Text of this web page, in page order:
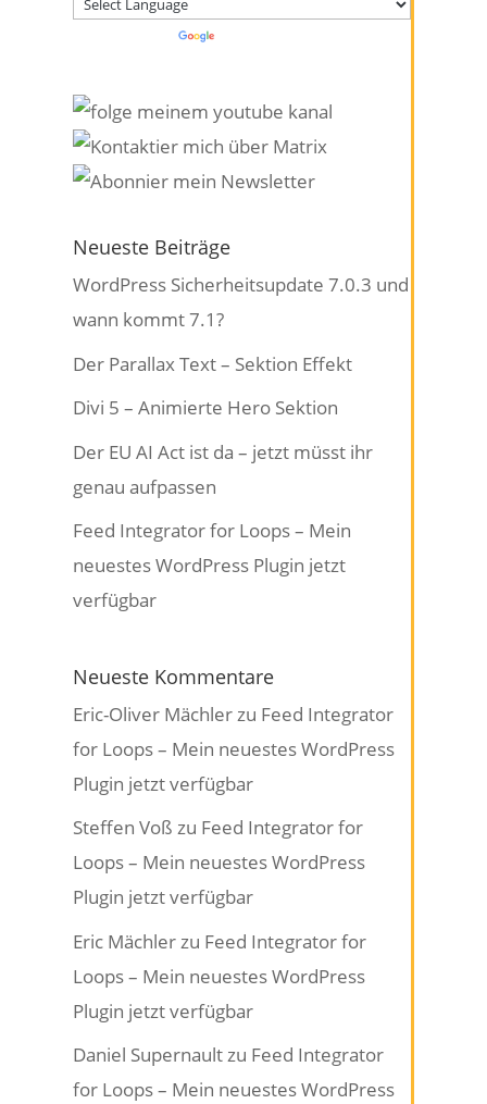
Powered by
Neueste Beiträge
WordPress Sicherheitsupdate 7.0.3 und
wann kommt 7.1?
Der Parallax Text – Sektion Effekt
Divi 5 – Animierte Hero Sektion
Der EU AI Act ist da – jetzt müsst ihr
genau aufpassen
Feed Integrator for Loops – Mein
neuestes WordPress Plugin jetzt
verfügbar
Neueste Kommentare
Eric-Oliver Mächlerzu Feed Integrator
for Loops – Mein neuestes WordPress
Plugin jetzt verfügbar
Steffen Voß zu Feed Integrator for
Loops – Mein neuestes WordPress
Plugin jetzt verfügbar
Eric Mächlerzu Feed Integrator for
Loops – Mein neuestes WordPress
Plugin jetzt verfügbar
Daniel Supernaultzu Feed Integrator
for Loops – Mein neuestes WordPress